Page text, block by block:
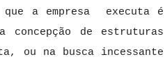
a empresa executa é
concepção de estruturas
ou na busca incessante